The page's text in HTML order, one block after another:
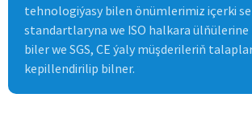
tehnologiýasy bilen önümlerimiz içerki
standartlaryna we ISO halkara
biler we SGS, CE ýaly müşderileriň
kepillendirilip bilner.